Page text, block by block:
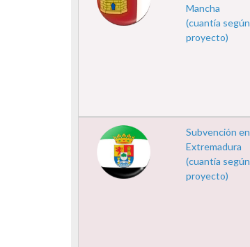
Mancha
(cuantía según
proyecto)
Subvención en
Extremadura
(cuantía según
proyecto)